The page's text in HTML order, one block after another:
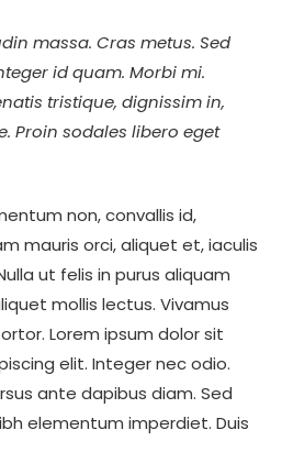
massa. Cras metus. Sed
id quam. Morbi mi.
tristique, dignissim in,
Proin sodales libero eget
non, convallis id,
mauris orci, aliquet et, iaculis
ut felis in purus aliquam
mollis lectus. Vivamus
Lorem ipsum dolor sit
elit. Integer nec odio.
ante dapibus diam. Sed
elementum imperdiet. Duis